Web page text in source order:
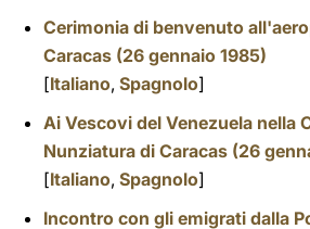
Cerimonia di benvenuto
Caracas (26 gennaio 1985)
[Italiano, Spagnolo]
Ai Vescovi del Venezuela nella
Nunziatura di Caracas (26
[Italiano, Spagnolo]
Incontro con gli emigrati dalla